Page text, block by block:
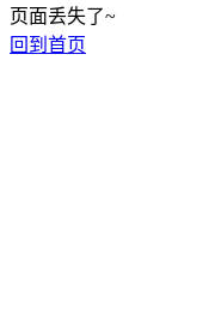
页面丢失了~
回到首页